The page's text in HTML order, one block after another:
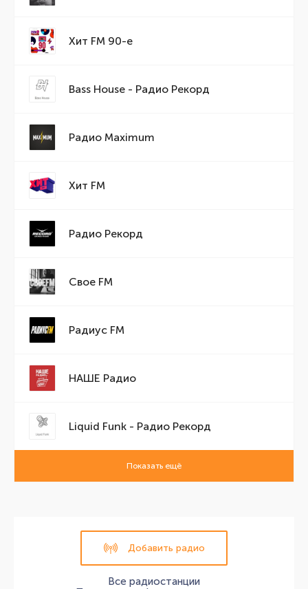
Хит FM 90-е
Bass House - Радио Рекорд
Радио Maximum
Хит FM
Радио Рекорд
Свое FM
Радиус FM
НАШЕ Радио
Liquid Funk - Радио Рекорд
Показать ещё
Добавить радио
Все радиостанции